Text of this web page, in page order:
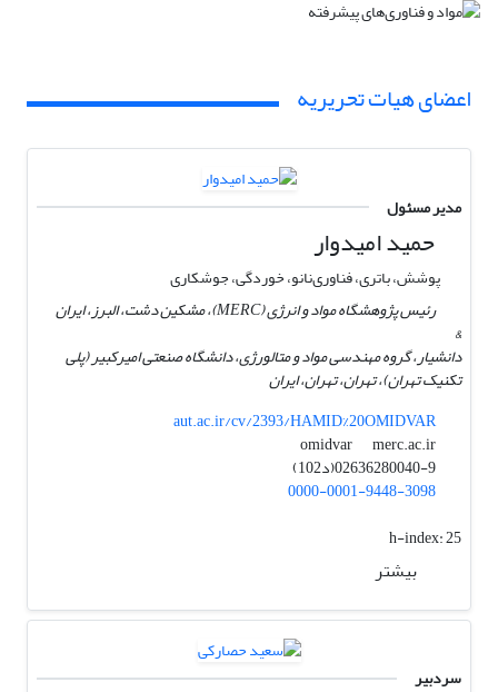
اعضای هیات تحریریه
مدیر مسئول
حمید امیدوار
پوشش‌، باتری، فناوری‌نانو، خوردگی، جوشکاری
رئیس پژوهشگاه مواد و انرژی (MERC)، مشکین دشت، البرز، ایران
&
دانشیار، گروه مهندسی مواد و متالورژی، دانشگاه صنعتی امیرکبیر (پلی
تکنیک تهران)، تهران، تهران، ایران
aut.ac.ir/cv/2393/HAMID%20OMIDVAR
omidvar
merc.ac.ir
02636280040-9(د102)
0000-0001-9448-3098
h-index:25
بیشتر
سردبیر